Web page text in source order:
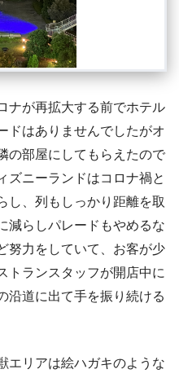
ナが再拡大する前でホテル
ドはありませんでしたがオ
の部屋にしてもらえたので
ズニーランドはコロナ禍と
し、列もしっかり距離を取
減らしパレードもやめるな
努力をしていて、お客が少
トランスタッフが開店中に
沿道に出て手を振り続ける
エリアは絵ハガキのような